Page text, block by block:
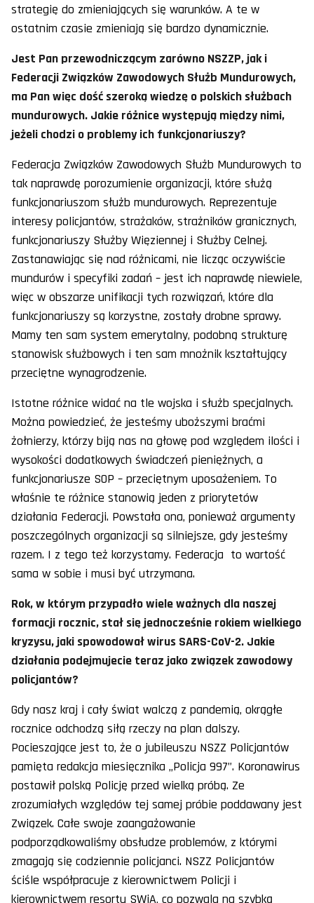
strategię do zmieniających się warunków. A te w
ostatnim czasie zmieniają się bardzo dynamicznie.
Jest Pan przewodniczącym zarówno NSZZP, jak i
Federacji Związków Zawodowych Służb Mundurowych,
ma Pan więc dość szeroką wiedzę o polskich służbach
mundurowych. Jakie różnice występują między nimi,
jeżeli chodzi o problemy ich funkcjonariuszy?
Federacja Związków Zawodowych Służb Mundurowych to
tak naprawdę porozumienie organizacji, które służą
funkcjonariuszom służb mundurowych. Reprezentuje
interesy policjantów, strażaków, strażników granicznych,
funkcjonariuszy Służby Więziennej i Służby Celnej.
Zastanawiając się nad różnicami, nie licząc oczywiście
mundurów i specyfiki zadań – jest ich naprawdę niewiele,
więc w obszarze unifikacji tych rozwiązań, które dla
funkcjonariuszy są korzystne, zostały drobne sprawy.
Mamy ten sam system emerytalny, podobną strukturę
stanowisk służbowych i ten sam mnożnik kształtujący
przeciętne wynagrodzenie.
Istotne różnice widać na tle wojska i służb specjalnych.
Można powiedzieć, że jesteśmy uboższymi braćmi
żołnierzy, którzy biją nas na głowę pod względem ilości i
wysokości dodatkowych świadczeń pieniężnych, a
funkcjonariusze SOP – przeciętnym uposażeniem. To
właśnie te różnice stanowią jeden z priorytetów
działania Federacji. Powstała ona, ponieważ argumenty
poszczególnych organizacji są silniejsze, gdy jesteśmy
razem. I z tego też korzystamy. Federacja to wartość
sama w sobie i musi być utrzymana.
Rok, w którym przypadło wiele ważnych dla naszej
formacji rocznic, stał się jednocześnie rokiem wielkiego
kryzysu, jaki spowodował wirus SARS-CoV-2. Jakie
działania podejmujecie teraz jako związek zawodowy
policjantów?
Gdy nasz kraj i cały świat walczą z pandemią, okrągłe
rocznice odchodzą siłą rzeczy na plan dalszy.
Pocieszające jest to, że o jubileuszu NSZZ Policjantów
pamięta redakcja miesięcznika „Policja 997”. Koronawirus
postawił polską Policję przed wielką próbą. Ze
zrozumiałych względów tej samej próbie poddawany jest
Związek. Całe swoje zaangażowanie
podporządkowaliśmy obsłudze problemów, z którymi
zmagają się codziennie policjanci. NSZZ Policjantów
ściśle współpracuje z kierownictwem Policji i
kierownictwem resortu SWiA, co pozwala na szybką